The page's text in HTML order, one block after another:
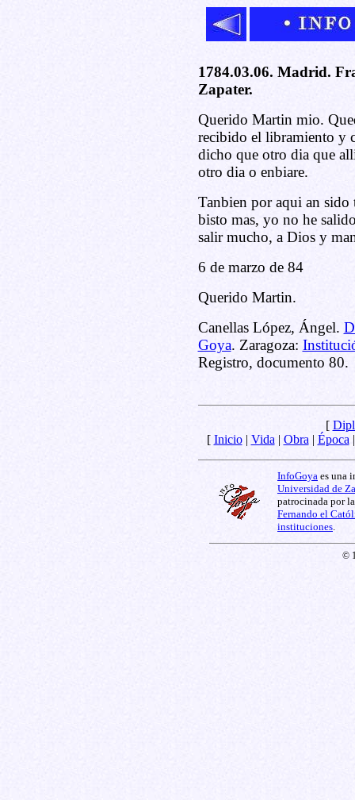
1784.03.06. Madrid.
Zapater.
Querido Martin mio.
recibido el libramiento y
dicho que otro dia que
otro dia o enbiare.
Tanbien por aqui an sido
bisto mas, yo no he
salir mucho, a Dios y
6 de marzo de 84
Querido Martin.
Canellas López, Ángel.
Goya. Zaragoza:
Registro, documento 80.
[
[ Inicio| Vida | Obra | Época
InfoGoya es una
Universidad de
patrocinada por
Fernando el
instituciones
©